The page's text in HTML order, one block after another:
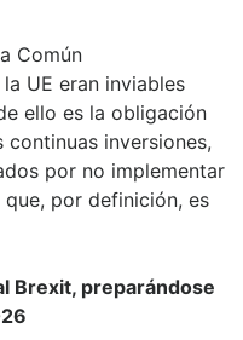
Común
UE eran inviables
ello es la obligación
inversiones,
por no implementar
por definición, es
Brexit, preparándose